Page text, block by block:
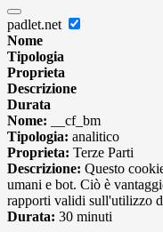
padlet.net
Nome
Tipologia
Proprieta
Descrizione
Durata
Nome: __cf_bm
Tipologia: analitico
Proprieta: Terze Parti
Descrizione: Questo
umani e bot. Ciò è
rapporti validi sull'utilizzo
Durata: 30 minuti